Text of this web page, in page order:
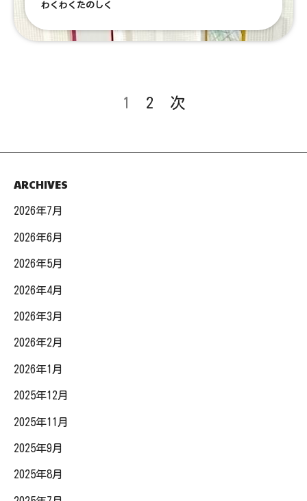
わくわくたのしく
1 2 次
ARCHIVES
2026年7月
2026年6月
2026年5月
2026年4月
2026年3月
2026年2月
2026年1月
2025年12月
2025年11月
2025年9月
2025年8月